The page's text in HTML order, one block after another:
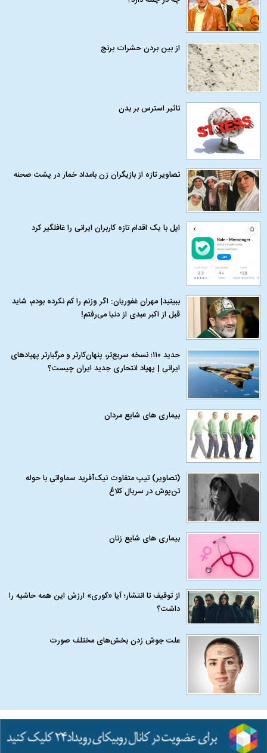
از بین بردن حشرات برنج
تاثیر استرس بر بدن
تصاویر تازه از بازیگران زن بامداد خمار در پشت صحنه
اپل با یک اقدام تازه کاربران ایرانی را غافلگیر کرد
ببینید| مهران غفوریان: اگر وزنم را کم نکرده بودم، شاید
قبل از اکبر عبدی از دنیا می‌رفتم!
حدید ۱۱۰؛ نسخه سریع‌تر، پنهان‌کارتر و مرگبارتر پهپادهای
ایرانی | پهپاد انتحاری جدید ایران چیست؟
بیماری‌ های شایع مردان
(تصاویر) تیپ متفاوت نیک‌آفرید سماواتی با حوله
تن‌پوش در سریال کلاغ
بیماری‌ های شایع زنان
از توقیف تا انتشار؛ آیا «کوری» ارزش این همه حاشیه را
داشت؟
علت جوش زدن بخش‌های مختلف صورت